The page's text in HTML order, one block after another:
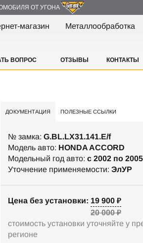
ОТ УГОНА
магазин
Металлообработка
ВОПРОС ОТЗЫВЫ КОНТАКТЫ
ДОКУМЕНТАЦИЯ ПОЛЕЗНЫЕ ССЫЛКИ
№ замка: G.BL.LX31.141.E/f
Модель авто: HONDA ACCORD
Модельный год авто: c 2002 по 2005
Уточнение применяемости: ЭлУР
Цена без установки: 19 900 ₽
20 000 ₽
стоимость установки уточняйте у
регионе